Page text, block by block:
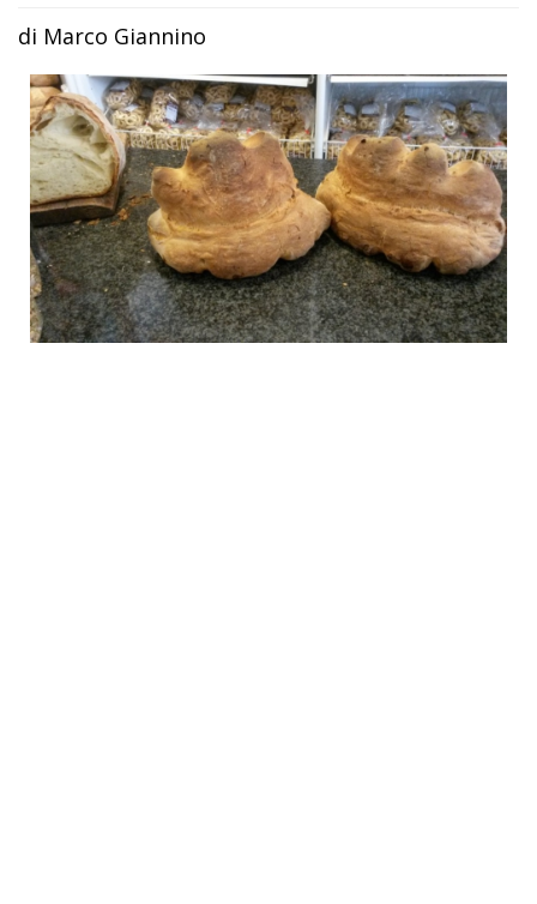
di Marco Giannino